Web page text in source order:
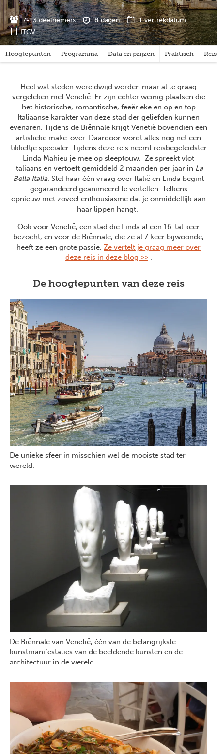
7-13 deelnemers 8 dagen
1 vertrekdatum
ITCV
Hoogtepunten Programma Data en prijzen Praktisch
Heel wat steden wereldwijd worden maar al te graag
vergeleken met Venetië. Er zijn echter weinig plaatsen die
het historische, romantische, feeërieke en op en top
Italiaanse karakter van deze stad der geliefden kunnen
evenaren. Tijdens de Biënnale krijgt Venetië bovendien een
artistieke make-over. Daardoor wordt alles nog net een
tikkeltje specialer. Tijdens deze reis neemt reisbegeleidster
Linda Mahieu je mee op sleeptouw. Ze spreekt vlot
Italiaans en vertoeft gemiddeld 2 maanden per jaar in La
Bella Italia. Stel haar één vraag over Italië en Linda begint
gegarandeerd geanimeerd te vertellen. Telkens
opnieuw met zoveel enthousiasme dat je onmiddellijk aan
haar lippen hangt.
Ook voor Venetië, een stad die Linda al een 16-tal keer
bezocht, en voor de Biënnale, die ze al 7 keer bijwoonde,
heeft ze een grote passie. Ze vertelt je graag meer over
deze reis in deze blog >>.
De hoogtepunten van deze reis
De unieke sfeer in misschien wel de mooiste stad ter
wereld.
De Biënnale van Venetië, één van de belangrijkste
kunstmanifestaties van de beeldende kunsten en de
architectuur in de wereld.